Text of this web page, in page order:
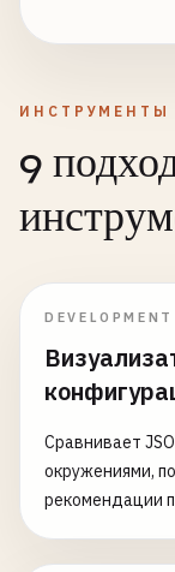
ИНСТРУМЕНТЫ
9
DEVELOPMENT
Сравнивает
окружениями,
рекомендации